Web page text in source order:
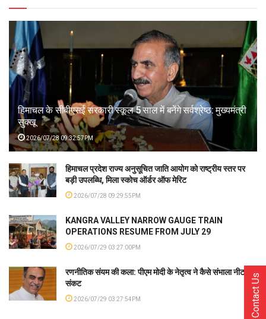
हिमाचल के सीबीएसई सरकारी स्कूल 5 साल में बनेंगे सर्वश्रेष्ठ: मुख्यमंत्री
सुक्खू
2026/07/28 09:32:57PM
हिमाचल प्रदेश राज्य अनुसूचित जाति आयोग को राष्ट्रीय स्तर पर
बड़ी उपलब्धि, मिला स्कोच ऑर्डर ऑफ मेरिट
2026/07/28 09:29:55PM
KANGRA VALLEY NARROW GAUGE TRAIN
OPERATIONS RESUME FROM JULY 29
2026/07/29 03:27:00PM
रणनीतिक संयम की कला: पीएम मोदी के नेतृत्व ने कैसे संभाला नीट
संकट
2026/07/29 03:27:54PM Contact Us